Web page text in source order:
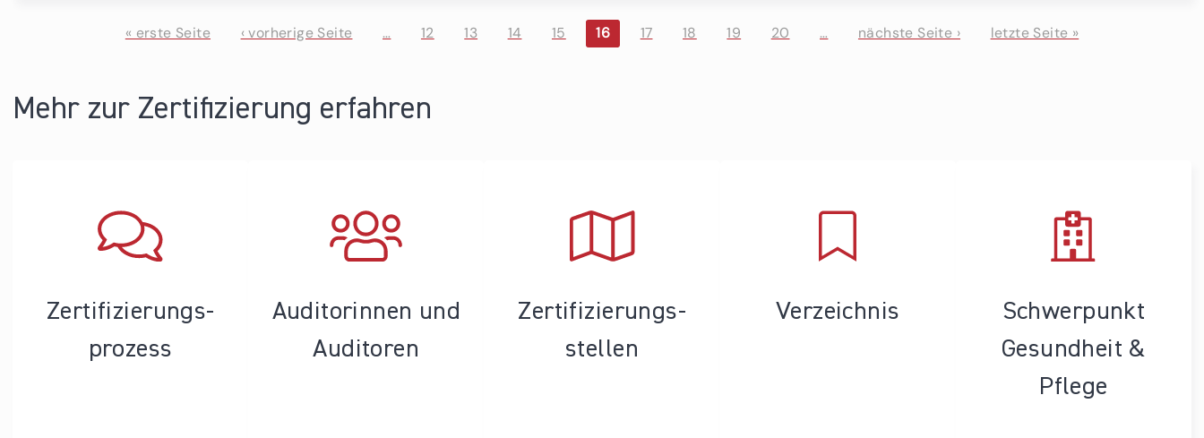
« erste Seite ‹ vorherige Seite … 12 13 14 15 16 17 18 19 20 … nächste Seite › letzte Seite »
Mehr zur Zertifizierung erfahren
Zertifizierungs­
prozess
Auditorinnen und
Auditoren
Zertifizierungs­
stellen
Verzeichnis
Schwerpunkt
Gesundheit &
Pflege